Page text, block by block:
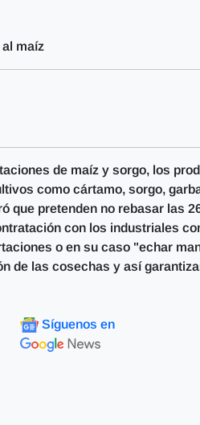
de maíz y sorgo, los
como cártamo, sorgo,
que pretenden no rebasar las
con los industriales
o en su caso "echar
de las cosechas y así
Síguenos en